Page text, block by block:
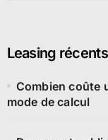
Leasing récents
Combien coûte
mode de calcul